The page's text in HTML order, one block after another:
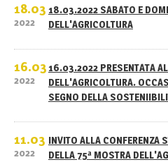
18.03
2022
18.03.2022 SABATO E
DELL'AGRICOLTURA
16.03
2022
16.03.2022 PRESENTATA
DELL'AGRICOLTURA.
SEGNO DELLA
11.03
2022
INVITO ALLA CONFERENZA
DELLA 75ª MOSTRA